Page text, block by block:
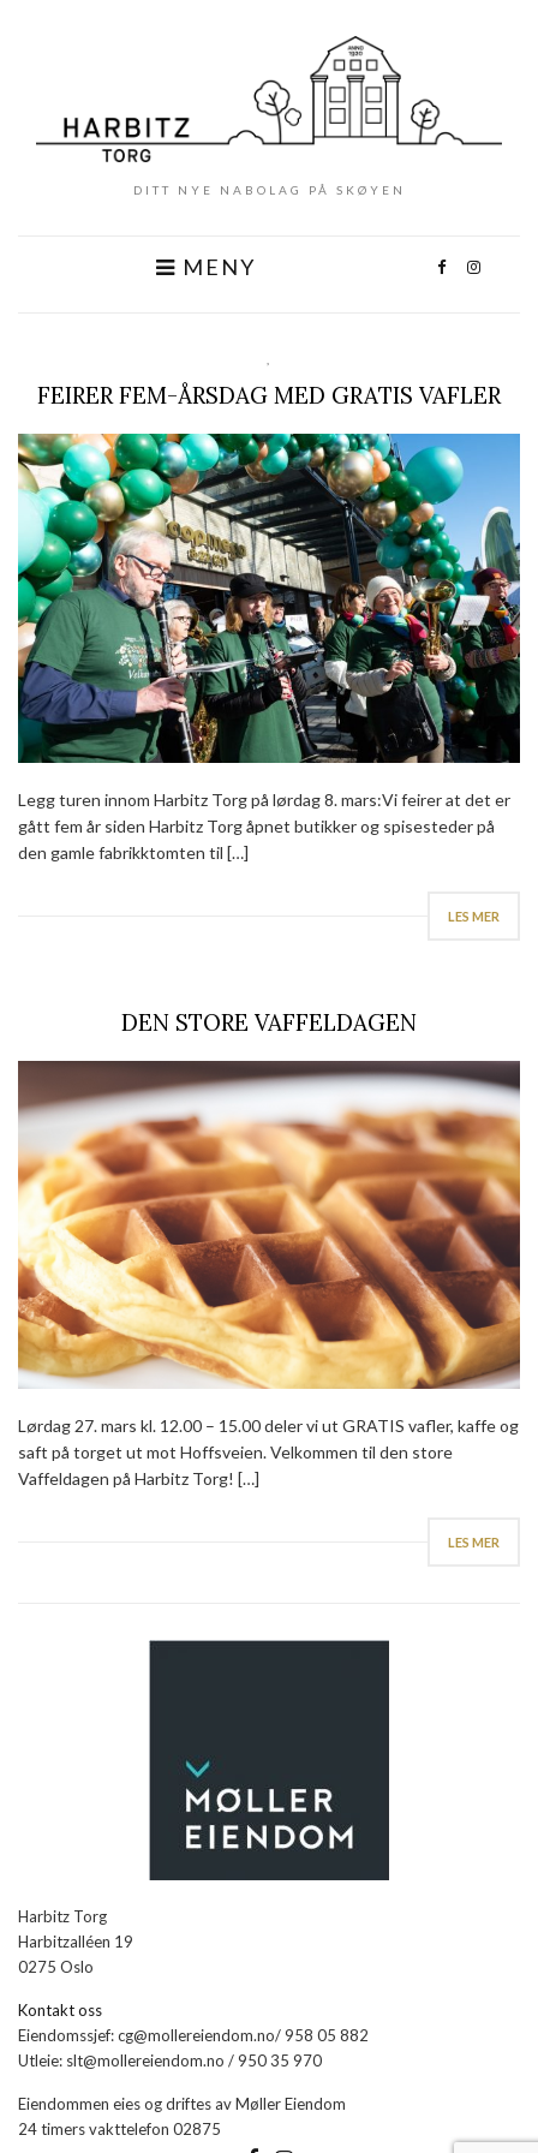
DITT NYE NABOLAG PÅ SKØYEN
MENY
FEIRER FEM-ÅRSDAG MED GRATIS VAFLER
Legg turen innom Harbitz Torg på lørdag 8. mars:Vi feirer at det er
gått fem år siden Harbitz Torg åpnet butikker og spisesteder på
den gamle fabrikktomten til […]
LES MER
DEN STORE VAFFELDAGEN
Lørdag 27. mars kl. 12.00 – 15.00 deler vi ut GRATIS vafler, kaffe og
saft på torget ut mot Hoffsveien. Velkommen til den store
Vaffeldagen på Harbitz Torg! […]
LES MER
Harbitz Torg
Harbitzalléen 19
0275 Oslo
Kontakt oss
Eiendomssjef: cg@mollereiendom.no/ 958 05 882
Utleie: slt@mollereiendom.no / 950 35 970
Eiendommen eies og driftes av Møller Eiendom
24 timers vakttelefon 02875